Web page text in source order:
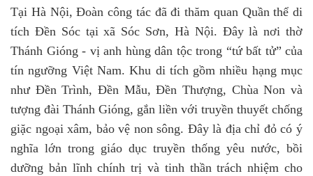
Tại Hà Nội, Đoàn công tác đã đi thăm quan Quần thể di
tích Đền Sóc tại xã Sóc Sơn, Hà Nội. Đây là nơi thờ
Thánh Gióng - vị anh hùng dân tộc trong “tứ bất tử” của
tín ngưỡng Việt Nam. Khu di tích gồm nhiều hạng mục
như Đền Trình, Đền Mẫu, Đền Thượng, Chùa Non và
tượng đài Thánh Gióng, gắn liền với truyền thuyết chống
giặc ngoại xâm, bảo vệ non sông. Đây là địa chỉ đỏ có ý
nghĩa lớn trong giáo dục truyền thống yêu nước, bồi
dưỡng bản lĩnh chính trị và tinh thần trách nhiệm cho